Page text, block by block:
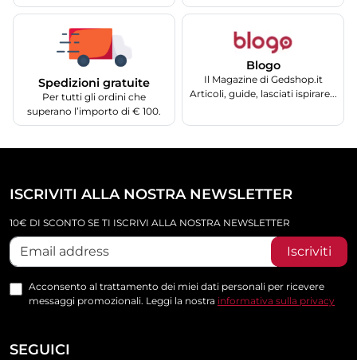
Spedizioni gratuite
Per tutti gli ordini che
superano l’importo di € 100.
Blogo
Il Magazine di Gedshop.it
Articoli, guide, lasciati ispirare...
ISCRIVITI ALLA NOSTRA NEWSLETTER
10€ DI SCONTO SE TI ISCRIVI ALLA NOSTRA NEWSLETTER
Iscriviti
Acconsento al trattamento dei miei dati personali per ricevere
messaggi promozionali. Leggi la nostra informativa sulla privacy
SEGUICI